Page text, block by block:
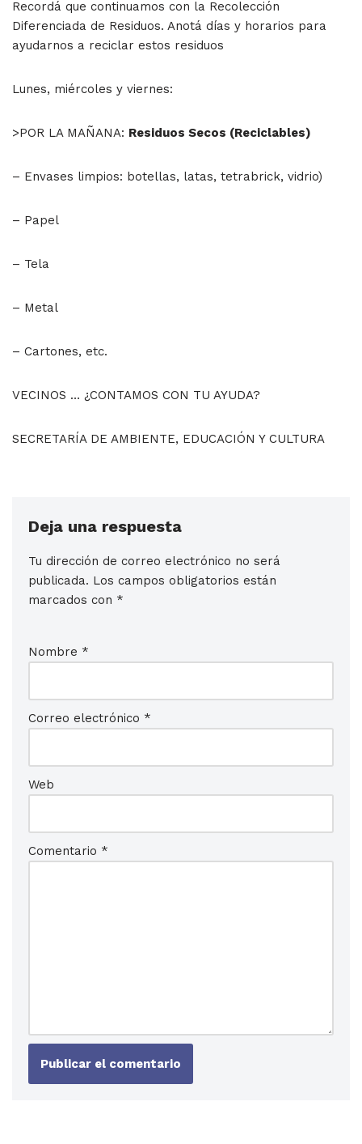
Recordá que continuamos con la Recolección
Diferenciada de Residuos. Anotá días y horarios para
ayudarnos a reciclar estos residuos
Lunes, miércoles y viernes:
>POR LA MAÑANA: Residuos Secos (Reciclables)
– Envases limpios: botellas, latas, tetrabrick, vidrio)
– Papel
– Tela
– Metal
– Cartones, etc.
VECINOS … ¿CONTAMOS CON TU AYUDA?
SECRETARÍA DE AMBIENTE, EDUCACIÓN Y CULTURA
Deja una respuesta
Tu dirección de correo electrónico no será
publicada. Los campos obligatorios están
marcados con *
Nombre *
Correo electrónico *
Web
Comentario *